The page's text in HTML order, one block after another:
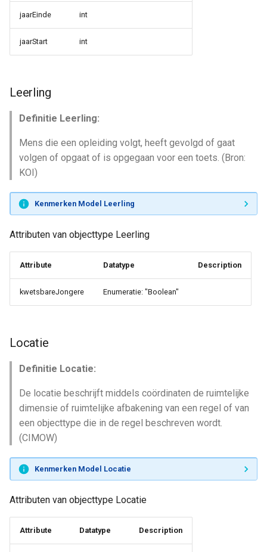
jaarEinde int
jaarStart int
Leerling
Definitie Leerling:
Mens die een opleiding volgt, heeft gevolgd of gaat
volgen of opgaat of is opgegaan voor een toets. (Bron:
KOI)
Kenmerken Model Leerling
Attributen van objecttype Leerling
Attribute Datatype Description
kwetsbareJongere Enumeratie: "Boolean"
Locatie
Definitie Locatie:
De locatie beschrijft middels coördinaten de ruimtelijke
dimensie of ruimtelijke afbakening van een regel of van
een objecttype die in de regel beschreven wordt.
(CIMOW)
Kenmerken Model Locatie
Attributen van objecttype Locatie
Attribute Datatype Description